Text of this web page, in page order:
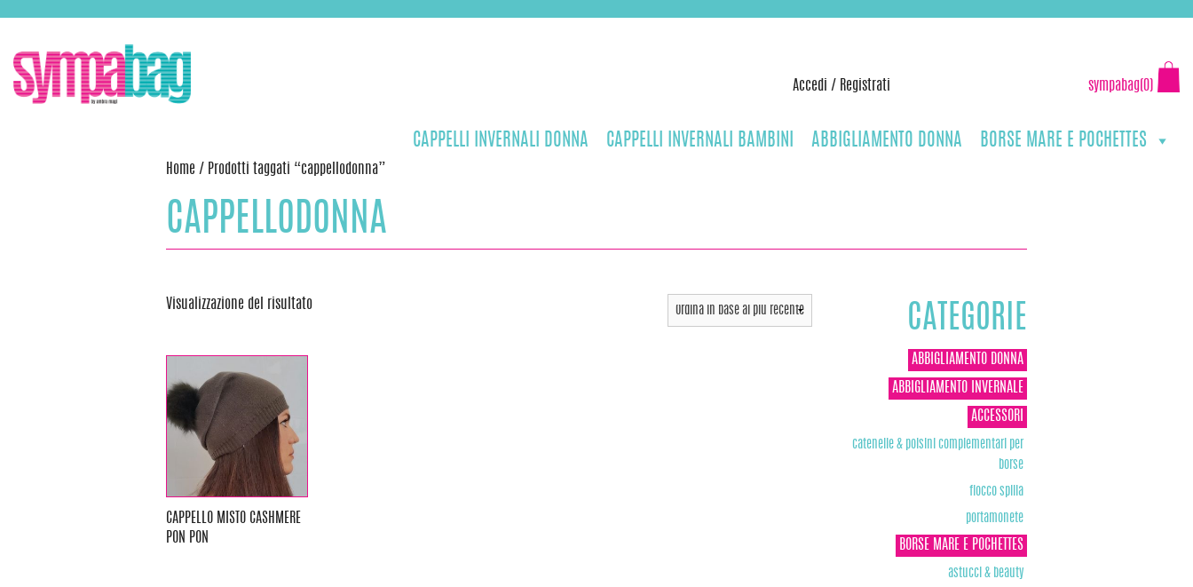
content
Accedi / Registrati sympabag(0)
CAPPELLI INVERNALI DONNA CAPPELLI INVERNALI BAMBINI ABBIGLIAMENTO DONNA BORSE MARE E POCHETTES
Home / Prodotti taggati “cappellodonna”
CAPPELLODONNA
Visualizzazione del risultato
CAPPELLO MISTO CASHMERE
PON PON
CATEGORIE
ABBIGLIAMENTO DONNA
ABBIGLIAMENTO INVERNALE
ACCESSORI
catenelle & polsini complementari per
borse
fiocco spilla
portamonete
BORSE MARE E POCHETTES
astucci & beauty